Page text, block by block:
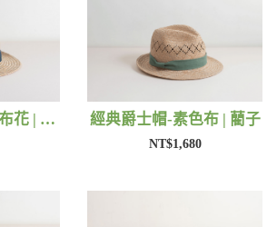
經典爵士帽-藺子布花 | 藺子 經典爵士帽-素色布 | 藺子
NT$1,680